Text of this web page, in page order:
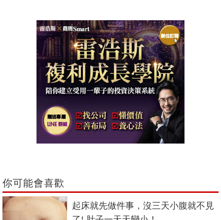
你可能會喜歡
PR
起床就先做件事，沒三天小腹就不見